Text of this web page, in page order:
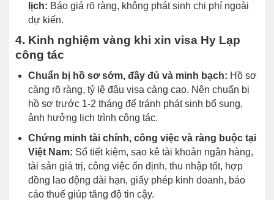
lịch: Báo giá rõ ràng, không phát sinh chi phí ngoài
dự kiến.
4. Kinh nghiệm vàng khi xin visa Hy Lạp
công tác
Chuẩn bị hồ sơ sớm, đầy đủ và minh bạch: Hồ sơ
càng rõ ràng, tỷ lệ đậu visa càng cao. Nên chuẩn bị
hồ sơ trước 1-2 tháng để tránh phát sinh bổ sung,
ảnh hưởng lịch trình công tác.
Chứng minh tài chính, công việc và ràng buộc tại
Việt Nam: Sổ tiết kiệm, sao kê tài khoản ngân hàng,
tài sản giá trị, công việc ổn định, thu nhập tốt, hợp
đồng lao động dài hạn, giấy phép kinh doanh, báo
cáo thuế giúp tăng độ tin cậy.